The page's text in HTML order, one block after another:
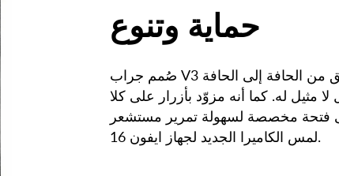
حماية وتنوع
صُمم جراب V3 الجديد بتصميم مغلق من الحافة إلى الحافة
مثيل له. كما أنه مزوّد بأزرار على كلا
فتحة مخصصة لسهولة تمرير مستشعر
لمس الكاميرا الجديد لجهاز ايفون 16.